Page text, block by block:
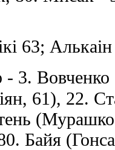
63;
- 3.
61), 22.
Байя